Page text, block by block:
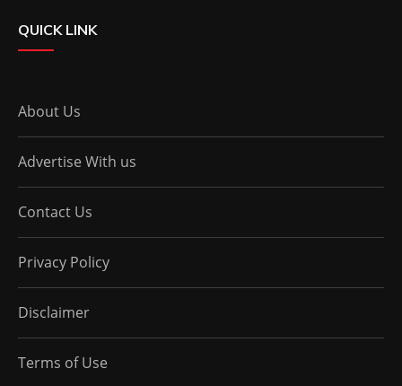
QUICK LINK
About Us
Advertise With us
Contact Us
Privacy Policy
Disclaimer
Terms of Use